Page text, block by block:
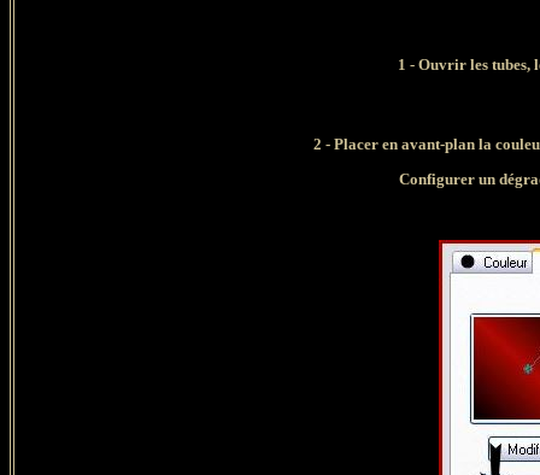
1 - Ouvrir les
2 - Placer en avant-plan la
Configurer un